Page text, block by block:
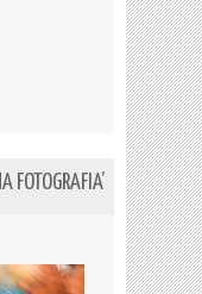
FOTOGRAFIA’